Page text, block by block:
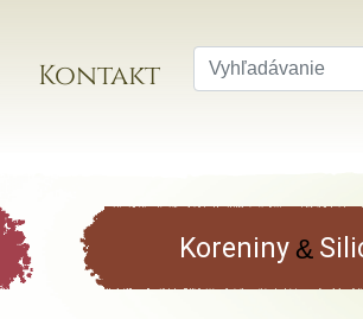
Kontakt
Koreniny &